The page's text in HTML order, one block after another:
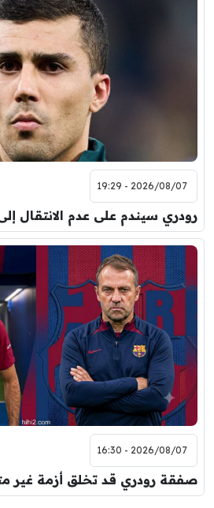
2026/08/07 - 19:29
رودري سيندم على عدم الانتقال
2026/08/07 - 16:30
صفقة رودري قد تخلق أزمة غير